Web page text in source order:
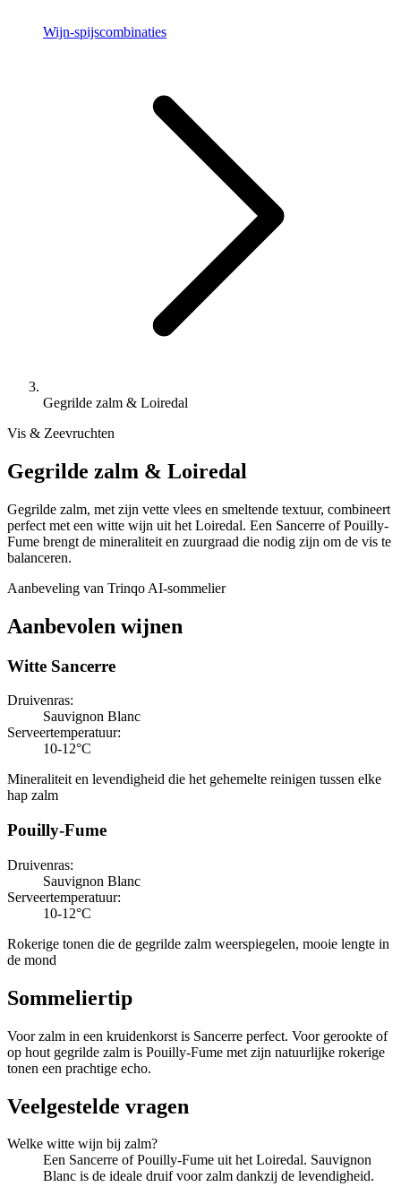
Wijn-spijscombinaties
Gegrilde zalm & Loiredal
Vis & Zeevruchten
Gegrilde zalm & Loiredal
Gegrilde zalm, met zijn vette vlees en smeltende textuur, combineert
perfect met een witte wijn uit het Loiredal. Een Sancerre of Pouilly-
Fume brengt de mineraliteit en zuurgraad die nodig zijn om de vis te
balanceren.
Aanbeveling van Trinqo AI-sommelier
Aanbevolen wijnen
Witte Sancerre
Druivenras:
Sauvignon Blanc
Serveertemperatuur:
10-12°C
Mineraliteit en levendigheid die het gehemelte reinigen tussen elke
hap zalm
Pouilly-Fume
Druivenras:
Sauvignon Blanc
Serveertemperatuur:
10-12°C
Rokerige tonen die de gegrilde zalm weerspiegelen, mooie lengte in
de mond
Sommeliertip
Voor zalm in een kruidenkorst is Sancerre perfect. Voor gerookte of
op hout gegrilde zalm is Pouilly-Fume met zijn natuurlijke rokerige
tonen een prachtige echo.
Veelgestelde vragen
Welke witte wijn bij zalm?
Een Sancerre of Pouilly-Fume uit het Loiredal. Sauvignon
Blanc is de ideale druif voor zalm dankzij de levendigheid.